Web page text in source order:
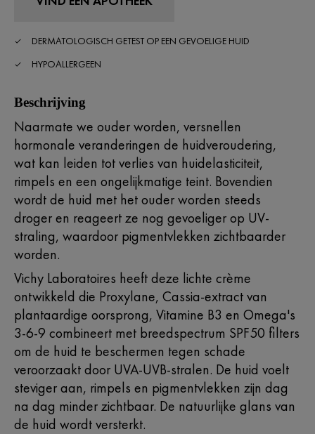
DERMATOLOGISCH GETEST OP EEN GEVOELIGE HUID
HYPOALLERGEEN
Beschrijving
Naarmate we ouder worden, versnellen
hormonale veranderingen de huidveroudering,
wat kan leiden tot verlies van huidelasticiteit,
rimpels en een ongelijkmatige teint. Bovendien
wordt de huid met het ouder worden steeds
droger en reageert ze nog gevoeliger op UV-
straling, waardoor pigmentvlekken zichtbaarder
worden.​
Vichy Laboratoires heeft deze lichte crème
ontwikkeld die Proxylane, Cassia-extract van
plantaardige oorsprong, Vitamine B3 en Omega's
3-6-9 combineert met breedspectrum SPF50 filters
om de huid te beschermen tegen schade
veroorzaakt door UVA-UVB-stralen. De huid voelt
steviger aan, rimpels en pigmentvlekken zijn dag
na dag minder zichtbaar. De natuurlijke glans van
de huid wordt versterkt.